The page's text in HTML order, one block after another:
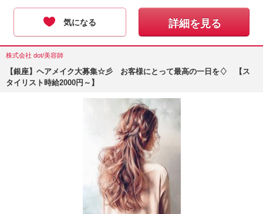
気になる 詳細を見る
株式会社 dot/美容師
【銀座】ヘアメイク大募集☆彡 お客様にとって最高の一日を♢ 【ス
タイリスト時給2000円～】